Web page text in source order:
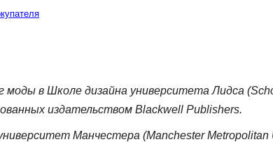
в Школе дизайна университета Лидса
издательством Blackwell Publishers.
Манчестера (Manchester